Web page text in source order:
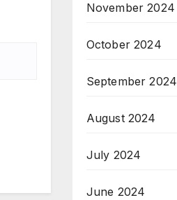
November 2024
October 2024
September 2024
August 2024
July 2024
June 2024